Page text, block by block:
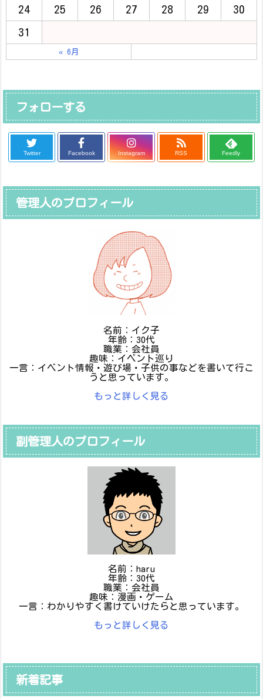
24 25 26 27 28 29 30
31
« 6月
フォローする
Twitter Facebook Instagram RSS Feedly
管理人のプロフィール
名前：イク子
年齢：30代
職業：会社員
趣味：イベント巡り
一言：イベント情報・遊び場・子供の事などを書いて行こ
うと思っています。
もっと詳しく見る
副管理人のプロフィール
名前：haru
年齢：30代
職業：会社員
趣味：漫画・ゲーム
一言：わかりやすく書けていけたらと思っています。
もっと詳しく見る
新着記事